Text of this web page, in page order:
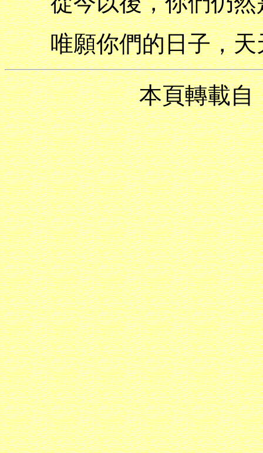
唯願你們的日子，天
本頁轉載自